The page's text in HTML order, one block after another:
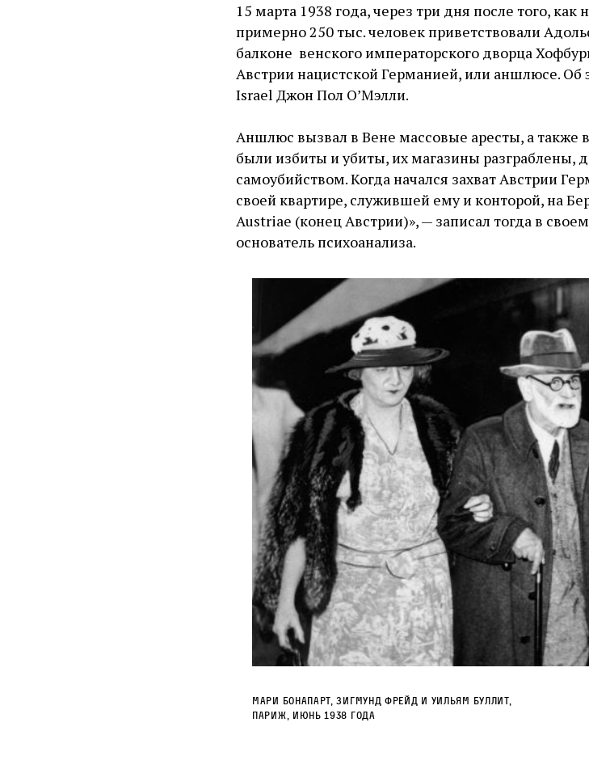
15 марта 1938 года, через три дня после того,
примерно 250 тыс. человек приветствовали
балконе венского императорского дворца
Австрии нацистской Германией, или аншлюсе.
Israel Джон Пол О’Мэлли.
Аншлюс вызвал в Вене массовые аресты, а также
были избиты и убиты, их магазины разграблены,
самоубийством. Когда начался захват Австрии
своей квартире, служившей ему и конторой, на
Austriae (конец Австрии)», — записал тогда в
основатель психоанализа.
Мари Бонапарт, Зигмунд Фрейд и Уильям Буллит,
Париж, июнь 1938 года